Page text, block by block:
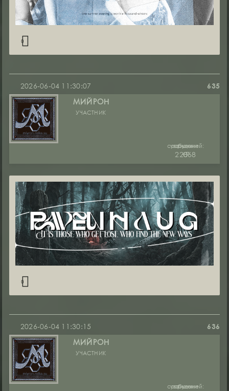
0
635
2026-06-04 11:30:07
МИЙРОН
УЧАСТНИК
руны:
0
сообщений:
22368
уважение:
+7
0
636
2026-06-04 11:30:15
МИЙРОН
УЧАСТНИК
руны:
сообщений:
уважение: